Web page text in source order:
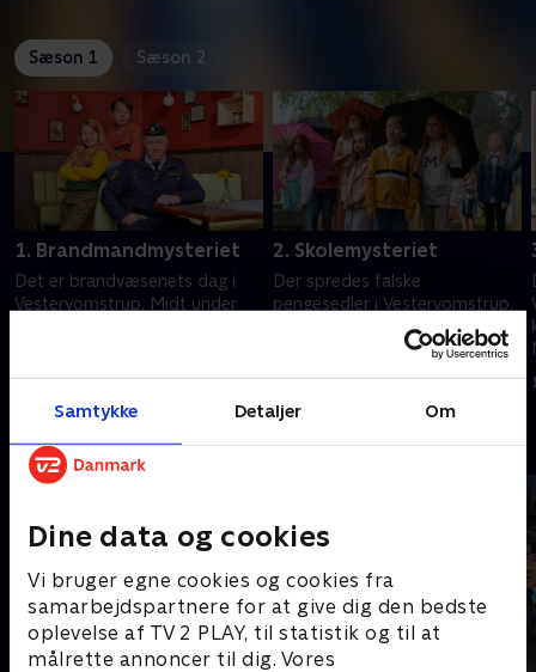
Samtykke Detaljer Om
Dine data og cookies
Vi bruger egne cookies og cookies fra
samarbejdspartnere for at give dig den bedste
oplevelse af TV 2 PLAY, til statistik og til at
målrette annoncer til dig. Vores
Sæson 1 Sæson 2
1. Brandmandmysteriet
Det er brandvæsenets dag i
Vestervomstrup. Midt under
1. maj 2023 • 42 min
2. Skolemysteriet
Der spredes falske
pengesedler i Vestervomstrup.
Samtidig har nogen brugt
skolens farvekopimaskine. Er
1. maj 2023 • 42 min
Andre så også